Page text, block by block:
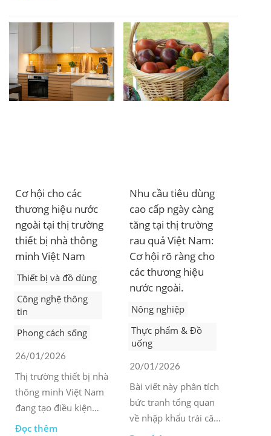
đà tăng trưởng mạnh
Cơ hội cho các
thương hiệu nước
ngoài tại thị trường
thiết bị nhà thông
minh Việt Nam
Thiết bị và đồ dùng
Công nghệ thông
tin
Phong cách sống
26/01/2026
Thị trường thiết bị nhà
thông minh Việt Nam
đang tạo điều kiện
thuận lợi cho các
Đọc thêm
Nhu cầu tiêu dùng
cao cấp ngày càng
tăng tại thị trường
rau quả Việt Nam:
Cơ hội rõ ràng cho
các thương hiệu
nước ngoài.
Nông nghiệp
Thực phẩm & Đồ
uống
20/01/2026
Bài viết này phân tích
bức tranh tổng quan
về nhập khẩu trái cây
và rau quả, các yếu tố